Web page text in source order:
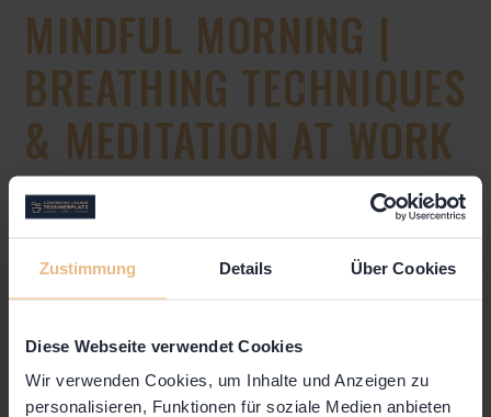
Zustimmung Details Über Cookies
Diese Webseite verwendet Cookies
Wir verwenden Cookies, um Inhalte und Anzeigen zu
personalisieren, Funktionen für soziale Medien anbieten
MINDFUL MORNING |
BREATHING TECHNIQUES
& MEDITATION AT WORK
with Community Member & Coach
Melanie
Stalderfrom ShantiShanti Corporate Yoga
techniques you can use to help you manage
stress and to increase your health and well-being
at work. Invest 30 min in you!